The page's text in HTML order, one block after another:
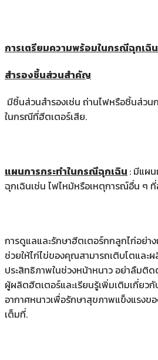
การเตรียมความพร้อมในกรณีฉุกเฉิ
สำรองชิ้นส่วนสำคัญ
มีชิ้นส่วนสำรองเช่น ถ่านไฟหรือชิ้นส่ว
ในกรณีที่ฮีตเตอร์เสีย.
แผนการกระทำในกรณีฉุกเฉิน : มีแผ
ฉุกเฉินเช่น ไฟไหม้หรือเหตุการณ์อื่น ๆ
การดูแลและรักษาฮีตเตอร์กกลูกไก่อย่าง
ช่วยให้ไก่ไข่ของคุณสามารถเติบโตและ
ประสิทธิภาพในช่วงหน้าหนาว อย่าลืมติด
ผู้ผลิตฮีตเตอร์และเรียนรู้เพิ่มเติมเกี่ยวกั
อากาศหนาวเพื่อรักษาสุขภาพแข็งแรงข
เต็มที่.